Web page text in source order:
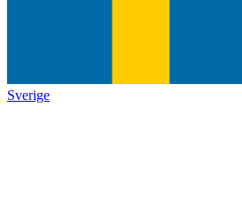
Sverige